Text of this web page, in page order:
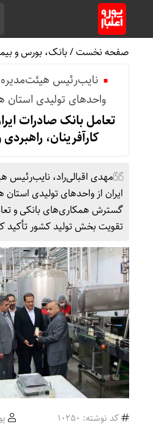
صفحه نخست/بانک، بورس و
نایب‌رئیس هیئت‌مدیره
واحدهای تولیدی استان
تعامل بانک صادرات
کارآفرینان،
​مهدی اقبالی‌راد، نایب‌رئیس
ایران از واحدهای تولیدی استان
گسترش همکاری‌های بانکی و
تقویت بخش تولید کشور
کد نوشته: 10250